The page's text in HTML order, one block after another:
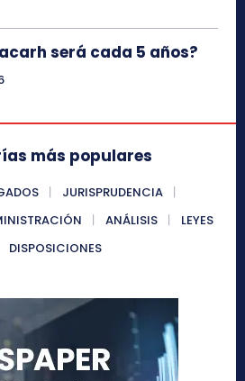
será cada 5 años?
más populares
JURISPRUDENCIA
ANÁLISIS
LEYES
DISPOSICIONES